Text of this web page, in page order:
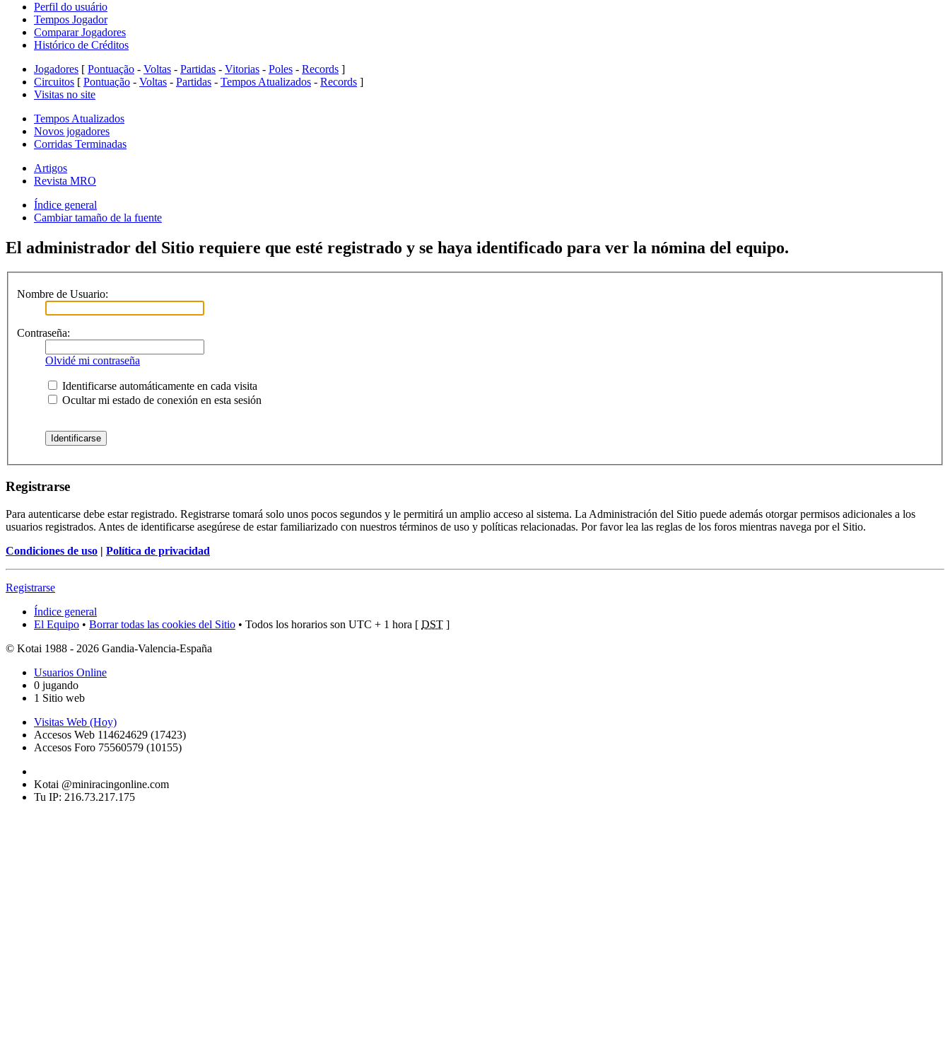
Perfil do usuário
Tempos Jogador
Comparar Jogadores
Histórico de Créditos
Jogadores [ Pontuação - Voltas - Partidas - Vitorias - Poles - Records ]
Circuitos [ Pontuação - Voltas - Partidas - Tempos Atualizados - Records ]
Visitas no site
Tempos Atualizados
Novos jogadores
Corridas Terminadas
Artigos
Revista MRO
Índice general
Cambiar tamaño de la fuente
El administrador del Sitio requiere que esté registrado y se haya identificado para ver la nómina del equipo.
Nombre de Usuario:
Contraseña:
Olvidé mi contraseña
Identificarse automáticamente en cada visita
Ocultar mi estado de conexión en esta sesión
Registrarse
Para autenticarse debe estar registrado. Registrarse tomará solo unos pocos segundos y le permitirá un amplio acceso al sistema. La Administración del Sitio puede además otorgar permisos adicionales a los
usuarios registrados. Antes de identificarse asegúrese de estar familiarizado con nuestros términos de uso y políticas relacionadas. Por favor lea las reglas de los foros mientras navega por el Sitio.
Condiciones de uso | Política de privacidad
Registrarse
Índice general
El Equipo • Borrar todas las cookies del Sitio • Todos los horarios son UTC + 1 hora [ DST ]
© Kotai 1988 - 2026 Gandia-Valencia-España
Usuarios Online
0 jugando
1 Sitio web
Visitas Web (Hoy)
Accesos Web 114624629 (17423)
Accesos Foro 75560579 (10155)
Kotai @miniracingonline.com
Tu IP: 216.73.217.175